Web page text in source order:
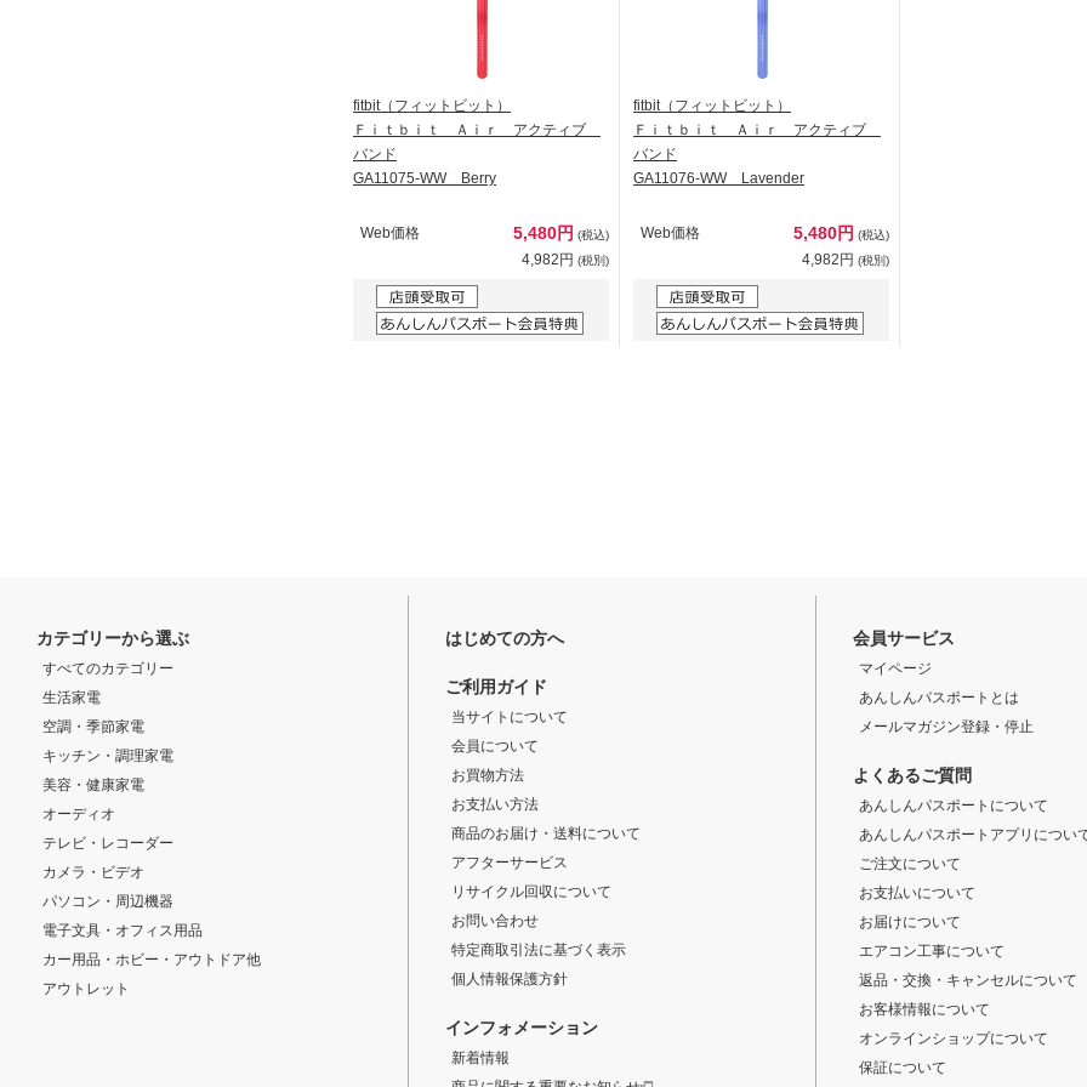
fitbit（フィットビット）
Ｆｉｔｂｉｔ Ａｉｒ アクティブ
バンド
GA11075-WW Berry
Web価格 5,480円 (税込)
4,982円 (税別)
fitbit（フィットビット）
Ｆｉｔｂｉｔ Ａｉｒ アクティブ
バンド
GA11076-WW Lavender
Web価格 5,480円 (税込)
4,982円 (税別)
カテゴリーから選ぶ
すべてのカテゴリー
生活家電
空調・季節家電
キッチン・調理家電
美容・健康家電
オーディオ
テレビ・レコーダー
カメラ・ビデオ
パソコン・周辺機器
電子文具・オフィス用品
カー用品・ホビー・アウトドア他
アウトレット
はじめての方へ
ご利用ガイド
当サイトについて
会員について
お買物方法
お支払い方法
商品のお届け・送料について
アフターサービス
リサイクル回収について
お問い合わせ
特定商取引法に基づく表示
個人情報保護方針
インフォメーション
新着情報
会員サービス
マイページ
あんしんパスポートとは
メールマガジン登録・停止
よくあるご質問
あんしんパスポートについて
あんしんパスポートアプリについ
ご注文について
お支払いについて
お届けについて
エアコン工事について
返品・交換・キャンセルについて
お客様情報について
オンラインショップについて
保証について